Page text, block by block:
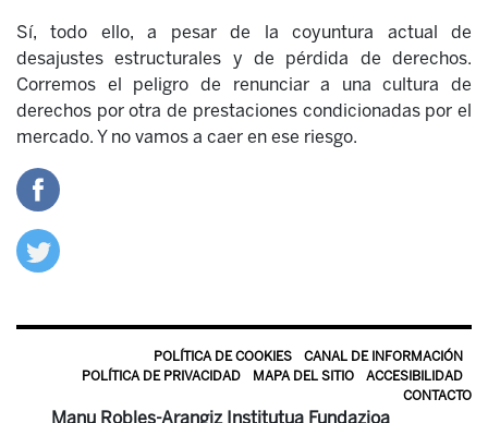
Sí, todo ello, a pesar de la coyuntura actual de
desajustes estructurales y de pérdida de derechos.
Corremos el peligro de renunciar a una cultura de
derechos por otra de prestaciones condicionadas por el
mercado. Y no vamos a caer en ese riesgo.
POLÍTICA DE COOKIES
CANAL DE INFORMACIÓN
POLÍTICA DE PRIVACIDAD
MAPA DEL SITIO
ACCESIBILIDAD
CONTACTO
Manu Robles-Arangiz Institutua Fundazioa